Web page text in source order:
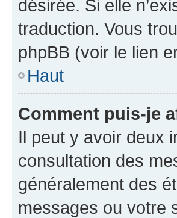
désirée. Si elle
traduction. Vous
phpBB (voir le lien
Haut
Comment puis-je
Il peut y avoir deux
consultation des
généralement des
messages ou votre